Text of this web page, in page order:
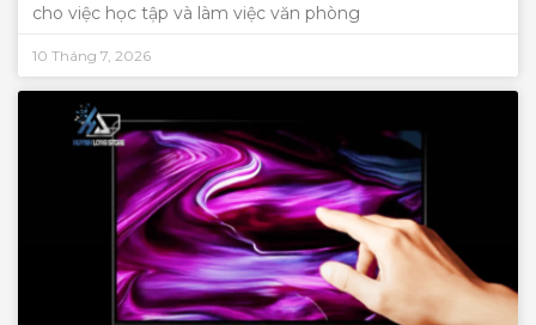
cho việc học tập và làm việc văn phòng
10 Tháng 7, 2026